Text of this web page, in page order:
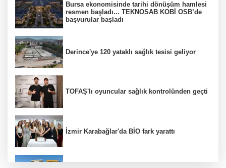
Bursa ekonomisinde tarihi dönüşüm hamlesi
resmen başladı... TEKNOSAB KOBİ OSB’de
başvurular başladı
Derince'ye 120 yataklı sağlık tesisi geliyor
TOFAŞ'lı oyuncular sağlık kontrolünden geçti
İzmir Karabağlar'da BİO fark yarattı